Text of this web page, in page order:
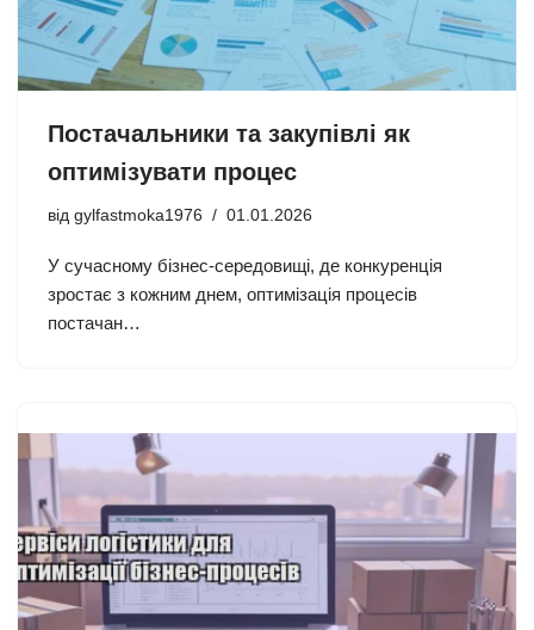
Постачальники та закупівлі як
оптимізувати процес
від gylfastmoka1976 01.01.2026
У сучасному бізнес-середовищі, де конкуренція
зростає з кожним днем, оптимізація процесів
постачан…